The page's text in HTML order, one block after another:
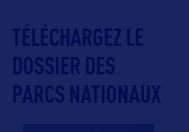
TÉLÉCHARGEZ LE
DOSSIER DES
PARCS NATIONAUX